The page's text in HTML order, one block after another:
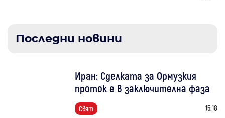
Последни новини
Иран: Сделката за Ормузкия
проток е в заключителна фаза
Свят 15:18